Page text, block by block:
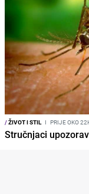
/ŽIVOT I STIL I PRIJE OKO
Stručnjaci